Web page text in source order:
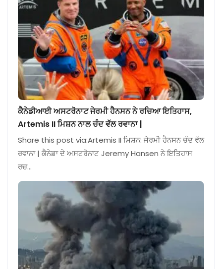
ਕੈਨੇਡੀਆਈ ਅਸਟਰੋਨਾਟ ਜੇਰਮੀ ਹੈਨਸਨ ਨੇ ਰਚਿਆ ਇਤਿਹਾਸ,
Artemis II ਮਿਸ਼ਨ ਨਾਲ ਚੰਦ ਵੱਲ ਰਵਾਨਾ |
Share this post via:Artemis II ਮਿਸ਼ਨ: ਜੇਰਮੀ ਹੈਨਸਨ ਚੰਦ ਵੱਲ
ਰਵਾਨਾ | ਕੈਨੇਡਾ ਦੇ ਅਸਟਰੋਨਾਟ Jeremy Hansen ਨੇ ਇਤਿਹਾਸ
ਰਚ…